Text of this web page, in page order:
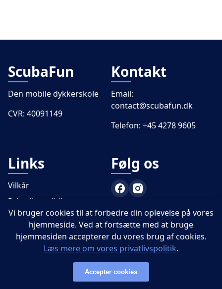
ScubaFun
Den mobile dykkerskole
CVR: 40091149
Kontakt
Email:
contact@scubafun.dk
Telefon: +45 4278 9605
Links
Vilkår
Privatlivspolitik
PADI
Følg os
© 2026 - ScubaFun - Alle rettigheder forbeholdes
Vi bruger cookies til at forbedre din oplevelse på vores
hjemmeside. Ved at fortsætte med at bruge
hjemmesiden accepterer du vores brug af cookies.
Læs mere om vores privatlivspolitik.
Accepter cookies